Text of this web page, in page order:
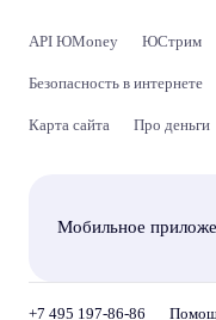
API ЮMoney ЮСтрим
Безопасность в интернете
Карта сайта Про деньги
Мобильное
+7 495 197-86-86